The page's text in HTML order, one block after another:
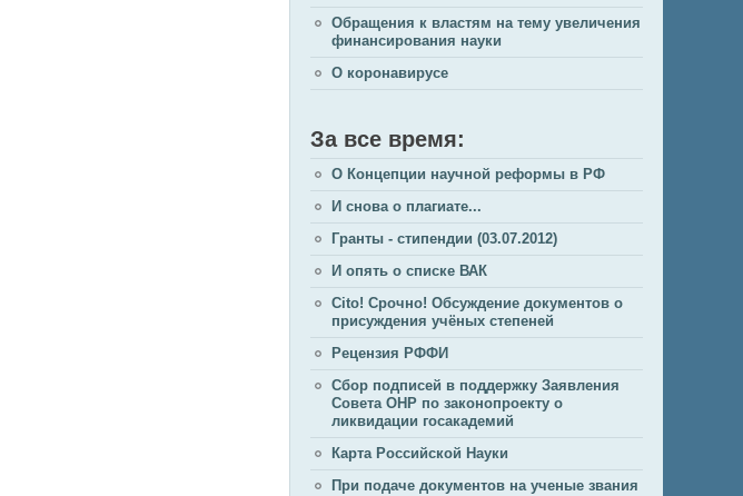
Обращения к властям на тему увеличения
финансирования науки
О коронавирусе
За все время:
О Концепции научной реформы в РФ
И снова о плагиате...
Гранты - стипендии (03.07.2012)
И опять о списке ВАК
Cito! Срочно! Обсуждение документов о
присуждения учёных степеней
Рецензия РФФИ
Сбор подписей в поддержку Заявления
Совета ОНР по законопроекту о
ликвидации госакадемий
Карта Российской Науки
При подаче документов на ученые звания